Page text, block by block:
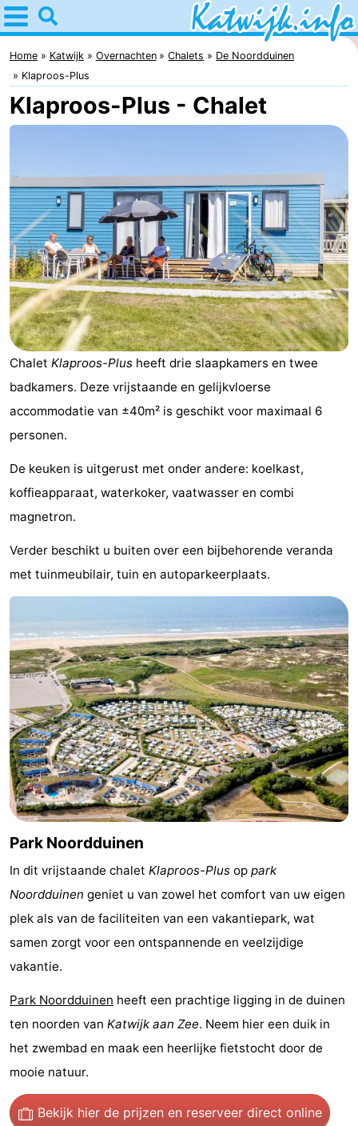
Home
Katwijk
Tips
Voor
Appartementen
Campings
Hotels
Vakantiehuizen
-
Noordduinen
Duinrell
Last
Zien
&
doen
Bezienswaardigheden
-
Musea
-
Monumenten
-
Uitkijkpunten
Attracties
Rondvaarten
-
Speeltuinen
-
Binnenspeeltuinen
-
Experiences
Wellness
&
Natuur
Zwembaden
-
Wandelen
-
Home Katwijk Overnachten Chalets
De Noordduinen
Klaproos-Plus
Klaproos-Plus - Chalet
Chalet Klaproos-Plus heeft drie slaapkamers en twee
badkamers. Deze vrijstaande en gelijkvloerse
accommodatie van ±40m² is geschikt voor maximaal 6
personen.
De keuken is uitgerust met onder andere: koelkast,
koffieapparaat, waterkoker, vaatwasser en combi
magnetron.
Verder beschikt u buiten over een bijbehorende veranda
met tuinmeubilair, tuin en autoparkeerplaats.
Park Noordduinen
In dit vrijstaande chalet Klaproos-Plus op park
Noordduinen geniet u van zowel het comfort van uw eigen
plek als van de faciliteiten van een vakantiepark, wat
samen zorgt voor een ontspannende en veelzijdige
vakantie.
Park Noordduinen heeft een prachtige ligging in de duinen
ten noorden van Katwijk aan Zee. Neem hier een duik in
het zwembad en maak een heerlijke fietstocht door de
mooie natuur.
Bekijk hier de prijzen en reserveer direct online